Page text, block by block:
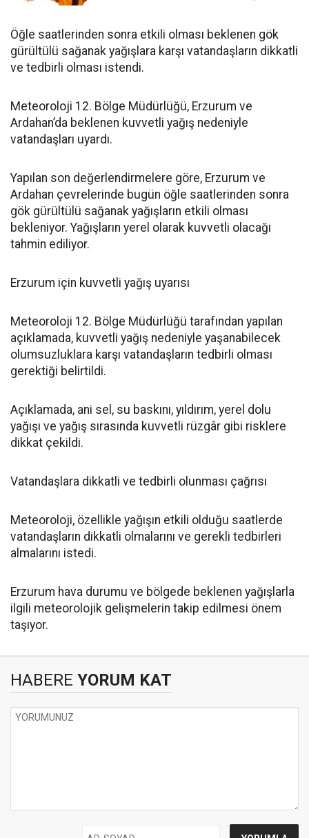
Öğle saatlerinden sonra etkili olması beklenen gök
gürültülü sağanak yağışlara karşı vatandaşların dikkatli
ve tedbirli olması istendi.
Meteoroloji 12. Bölge Müdürlüğü, Erzurum ve
Ardahan’da beklenen kuvvetli yağış nedeniyle
vatandaşları uyardı.
Yapılan son değerlendirmelere göre, Erzurum ve
Ardahan çevrelerinde bugün öğle saatlerinden sonra
gök gürültülü sağanak yağışların etkili olması
bekleniyor. Yağışların yerel olarak kuvvetli olacağı
tahmin ediliyor.
Erzurum için kuvvetli yağış uyarısı
Meteoroloji 12. Bölge Müdürlüğü tarafından yapılan
açıklamada, kuvvetli yağış nedeniyle yaşanabilecek
olumsuzluklara karşı vatandaşların tedbirli olması
gerektiği belirtildi.
Açıklamada, ani sel, su baskını, yıldırım, yerel dolu
yağışı ve yağış sırasında kuvvetli rüzgâr gibi risklere
dikkat çekildi.
Vatandaşlara dikkatli ve tedbirli olunması çağrısı
Meteoroloji, özellikle yağışın etkili olduğu saatlerde
vatandaşların dikkatli olmalarını ve gerekli tedbirleri
almalarını istedi.
Erzurum hava durumu ve bölgede beklenen yağışlarla
ilgili meteorolojik gelişmelerin takip edilmesi önem
taşıyor.
HABERE YORUM KAT